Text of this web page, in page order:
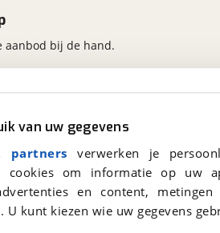
van uw gegevens
partners verwerken je
cookies om informatie op
en content,
kunt kiezen wie uw gegevens
aanbod bij de hand.